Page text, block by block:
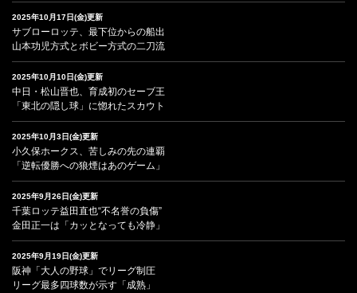
2025年10月17日(金)更新
サブローロッテ、最下位からの船出
山本功児方式とボビー方式の二刀流
2025年10月10日(金)更新
中日・松山晋也、育成初のセーブ王
「東北の隠し球」に惚れたスカウト
2025年10月3日(金)更新
小久保ホークス、苦しみの先の連覇
「逆転優勝への狼煙はあのゲーム」
2025年9月26日(金)更新
千葉ロッテ益田直也“不名誉の負傷”
金田正一は「カッとなっても冷静」
2025年9月19日(金)更新
阪神「大人の野球」でリーグ制圧
リーグ最多四球数が示す「成熟」